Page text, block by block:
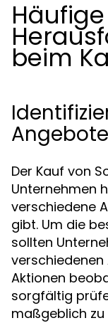
Häufige
beim
Angebote
Der Kauf von
Unternehmen
verschiedene
gibt. Um die
sollten
verschiedenen
Aktionen
sorgfältig
maßgeblich